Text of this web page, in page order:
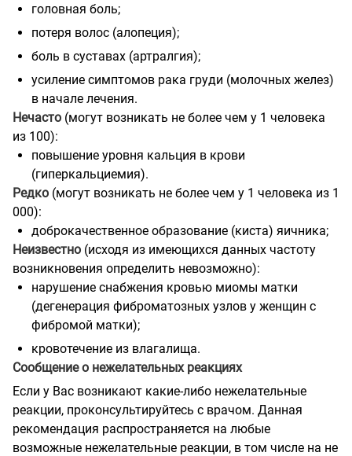
головная боль;
потеря волос (алопеция);
боль в суставах (артралгия);
усиление симптомов рака груди (молочных желез)
в начале лечения.
Нечасто (могут возникать не более чем у 1 человека
из 100):
повышение уровня кальция в крови
(гиперкальциемия).
Редко (могут возникать не более чем у 1 человека из 1
000):
доброкачественное образование (киста) яичника;
Неизвестно (исходя из имеющихся данных частоту
возникновения определить невозможно):
нарушение снабжения кровью миомы матки
(дегенерация фиброматозных узлов у женщин с
фибромой матки);
кровотечение из влагалища.
Сообщение о нежелательных реакциях
Если у Вас возникают какие-либо нежелательные
реакции, проконсультируйтесь с врачом. Данная
рекомендация распространяется на любые
возможные нежелательные реакции, в том числе на не